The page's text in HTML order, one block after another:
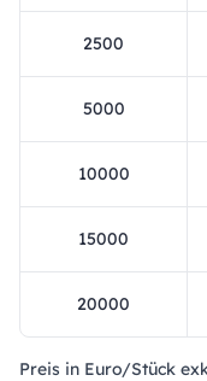
2500
5000
10000
15000
20000
Preis in Euro/Stück